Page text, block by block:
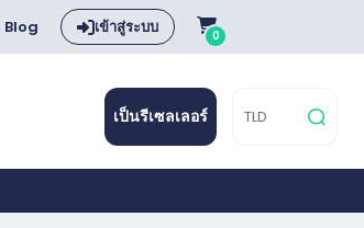
Blog เข้าสู่ระบบ 0
เป็นรีเซลเลอร์